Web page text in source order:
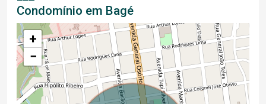
Condomínio em Bagé
+
−